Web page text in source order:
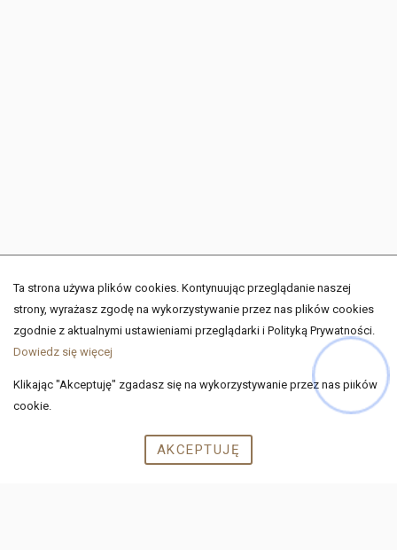
POLITYKA PRYWATNOŚCI
Ta strona używa plików cookies. Kontynuując przeglądanie naszej
strony, wyrażasz zgodę na wykorzystywanie przez nas plików cookies
zgodnie z aktualnymi ustawieniami przeglądarki i Polityką Prywatności.
Dowiedz się więcej
Klikając "Akceptuję" zgadasz się na wykorzystywanie przez nas plików
cookie.
AKCEPTUJĘ